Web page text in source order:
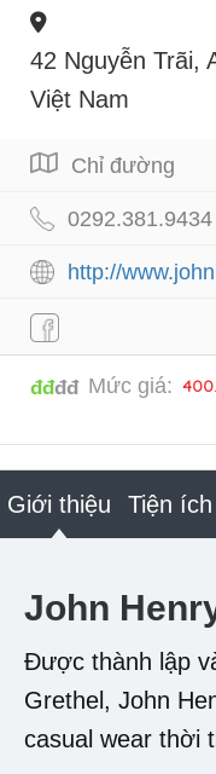
42 Nguyễn Trãi,
Việt Nam
Chỉ đường
0292.381.9434
http://
đđđđ Mức giá:
Giới thiệu Tiện ích
John
Được thành lập
Grethel, John
casual wear thời